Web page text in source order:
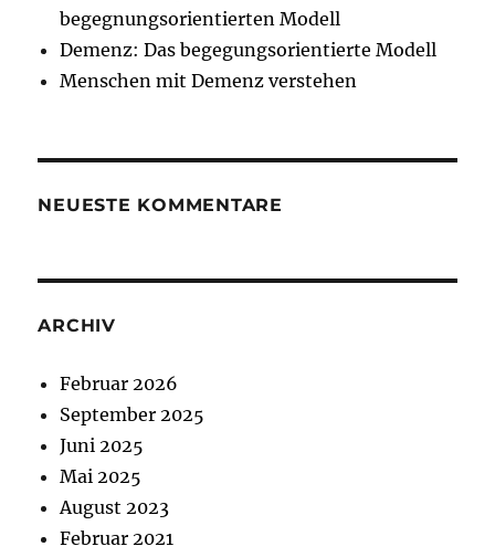
begegnungsorientierten Modell
Demenz: Das begegungsorientierte Modell
Menschen mit Demenz verstehen
NEUESTE KOMMENTARE
ARCHIV
Februar 2026
September 2025
Juni 2025
Mai 2025
August 2023
Februar 2021